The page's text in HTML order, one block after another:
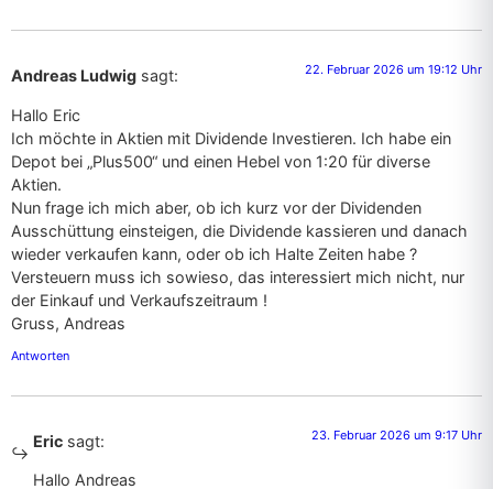
Andreas Ludwig sagt: 22. Februar 2026 um 19:12 Uhr
Hallo Eric
Ich möchte in Aktien mit Dividende Investieren. Ich habe ein
Depot bei „Plus500“ und einen Hebel von 1:20 für diverse
Aktien.
Nun frage ich mich aber, ob ich kurz vor der Dividenden
Ausschüttung einsteigen, die Dividende kassieren und danach
wieder verkaufen kann, oder ob ich Halte Zeiten habe ?
Versteuern muss ich sowieso, das interessiert mich nicht, nur
der Einkauf und Verkaufszeitraum !
Gruss, Andreas
Antworten
Eric sagt: 23. Februar 2026 um 9:17 Uhr
Hallo Andreas